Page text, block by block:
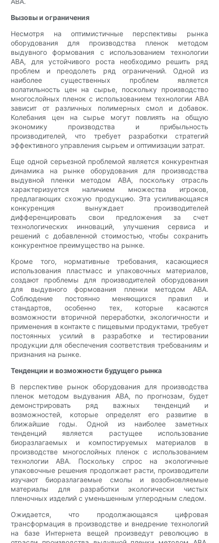
Вызовы и ограничения
Несмотря на оптимистичные перспективы рынка
оборудования для производства пленок методом
выдувного формования с использованием технологии
ABA, для устойчивого роста необходимо решить ряд
проблем и преодолеть ряд ограничений. Одной из
наиболее существенных проблем является
волатильность цен на сырье, поскольку производство
многослойных пленок с использованием технологии ABA
зависит от различных полимерных смол и добавок.
Колебания цен на сырье могут повлиять на общую
экономику производства и прибыльность
производителей, что требует разработки стратегий
эффективного управления сырьем и оптимизации затрат.
Еще одной серьезной проблемой является конкурентная
динамика на рынке оборудования для производства
выдувной пленки методом ABA, поскольку отрасль
характеризуется наличием множества игроков,
предлагающих схожую продукцию. Эта усиливающаяся
конкуренция вынуждает производителей
дифференцировать свои предложения за счет
технологических инноваций, улучшения сервиса и
решений с добавленной стоимостью, чтобы сохранить
конкурентное преимущество на рынке.
Кроме того, нормативные требования, касающиеся
использования пластмасс и упаковочных материалов,
создают проблемы для производителей оборудования
для выдувного формования пленки методом ABA.
Соблюдение постоянно меняющихся правил и
стандартов, особенно тех, которые касаются
возможности вторичной переработки, экологичности и
применения в контакте с пищевыми продуктами, требует
постоянных усилий в разработке и тестировании
продукции для обеспечения соответствия требованиям и
признания на рынке.
Тенденции и возможности будущего рынка
В перспективе рынок оборудования для производства
пленок методом выдувания ABA, по прогнозам, будет
демонстрировать ряд важных тенденций и
возможностей, которые определят его развитие в
ближайшие годы. Одной из наиболее заметных
тенденций является растущее использование
биоразлагаемых и компостируемых материалов в
производстве многослойных пленок с использованием
технологии ABA. Поскольку спрос на экологичные
упаковочные решения продолжает расти, производители
изучают биоразлагаемые смолы и возобновляемые
материалы для разработки экологически чистых
пленочных изделий с уменьшенным углеродным следом.
Ожидается, что продолжающаяся цифровая
трансформация в производстве и внедрение технологий
на базе Интернета вещей произведут революцию в